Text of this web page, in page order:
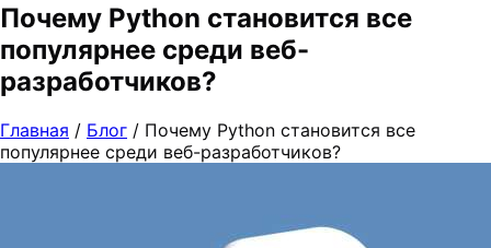
Почему Python становится все
популярнее среди веб-
разработчиков?
Главная / Блог / Почему Python становится все
популярнее среди веб-разработчиков?